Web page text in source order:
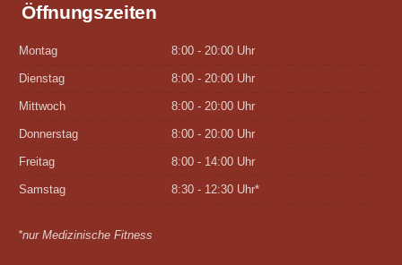
Öffnungszeiten
Montag 8:00 - 20:00 Uhr
Dienstag 8:00 - 20:00 Uhr
Mittwoch 8:00 - 20:00 Uhr
Donnerstag 8:00 - 20:00 Uhr
Freitag 8:00 - 14:00 Uhr
Samstag 8:30 - 12:30 Uhr*
*nur Medizinische Fitness